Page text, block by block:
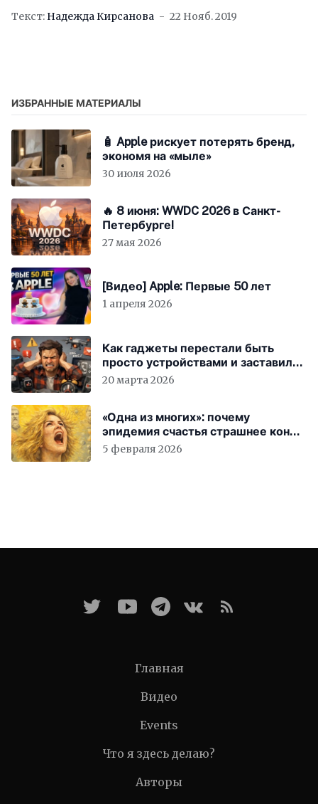
сообщает издание Bloomberg. В статье
Текст: Надежда Кирсанова 22 Нояб. 2019
ИЗБРАННЫЕ МАТЕРИАЛЫ
🧴 Apple рискует потерять бренд,
экономя на «мыле»
30 июля 2026
🔥 8 июня: WWDC 2026 в Санкт-
Петербурге!
27 мая 2026
[Видео] Apple: Первые 50 лет
1 апреля 2026
Как гаджеты перестали быть
просто устройствами и заставили
вас бесплатно работать
20 марта 2026
«Одна из многих»: почему
эпидемия счастья страшнее конца
света
5 февраля 2026
Главная
Видео
Events
Что я здесь делаю?
Авторы